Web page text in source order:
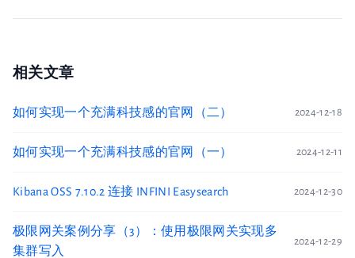
相关文章
如何实现一个充满科技感的官网（二） 2024-12-18
如何实现一个充满科技感的官网（一） 2024-12-11
Kibana OSS 7.10.2 连接 INFINI Easysearch 2024-12-30
极限网关案例分享（3）：使用极限网关实现多
集群写入
2024-12-29